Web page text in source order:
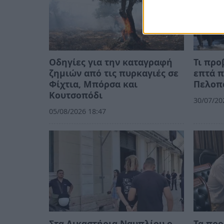
Οδηγίες για την καταγραφή
ζημιών από τις πυρκαγιές σε
Φίχτια, Μπόρσα και
Κουτσοπόδι
05/08/2026 18:47
Τι
επτά
30/07/